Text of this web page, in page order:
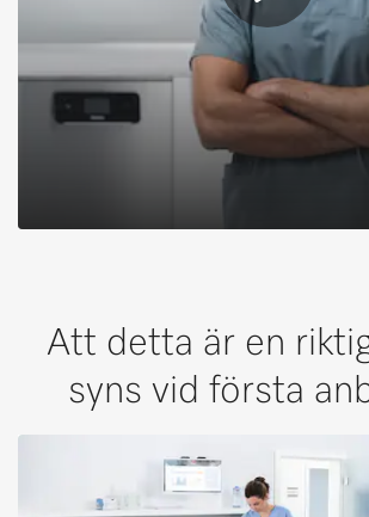
Att detta är en
syns vid första